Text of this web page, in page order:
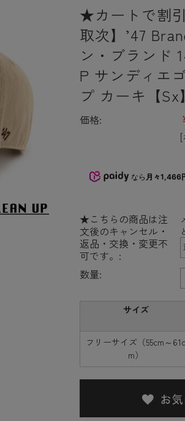
★カートで割
取次】’47
ン・ブランド
P サンディエ
プ カーキ【Sx
価格:
なら 月々1,466
★こちらの商品は注
文後のキャンセル・
返品・交換・変更不
可です。:
数量:
サイズ
フリーサイズ（55cm～61c
m）